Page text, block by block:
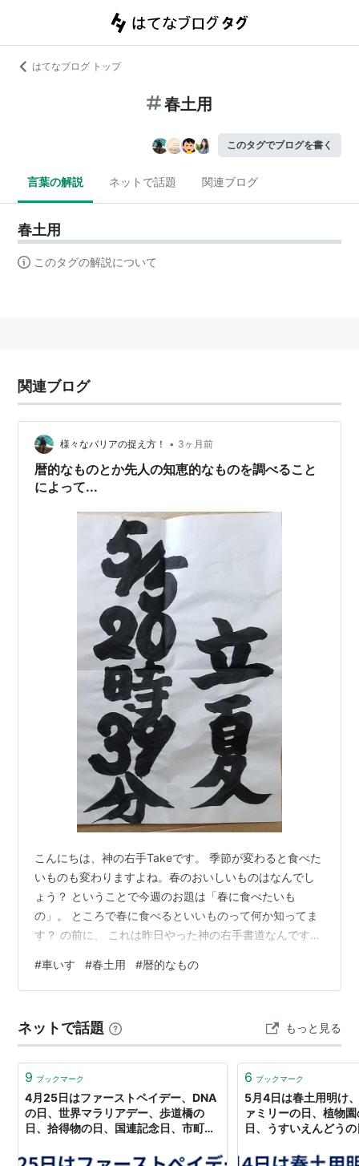
はてなブログ トップ
春土用
このタグでブログを書く
言葉の解説 ネットで話題 関連ブログ
春土用
このタグの解説について
関連ブログ
様々なバリアの捉え方！ • 3ヶ月前
暦的なものとか先人の知恵的なものを調べること
によって...
こんにちは、神の右手Takeです。 季節が変わると食べた
いものも変わりますよね。春のおいしいものはなんでし
ょう？ ということで今週のお題は「春に食べたいも
の」。 ところで春に食べるといいものって何か知ってま
す？ の前に、 これは昨日やった神の右手書道なんですけ
日間というのは、 季節の変わり目に心身を養生する時期
準備する時期ということで 「土用」と言われてるんです
用の丑の日の。で、今は立夏直前だから春土用期間中。
先程の質問に戻ります。春に食べるといいもの。 この土
#車いす #春土用 #暦的なもの
ネットで話題 もっと見る
9 ブックマーク
4月25日はファーストペイデー、DNA
の日、世界マラリアデー、歩道橋の
日、拾得物の日、国連記念日、市町村
春土用の間日等の日です。 - 風に吹か
6 ブックマーク
5月4日は春土用明け
ァミリーの日、植物
日、うすいえんどう
吹かれて旅するブロ